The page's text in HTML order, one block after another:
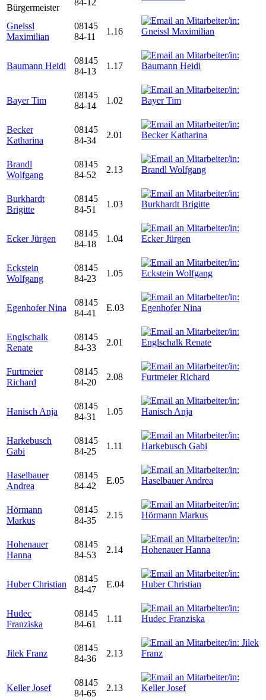
Bürgermeister
84-12
Gneissl
Maximilian
08145
84-11
1.16
Baumann Heidi
08145
84-13
1.17
Bayer Tim
08145
84-14
1.02
Becker
Katharina
08145
84-34
2.01
Brandl
Wolfgang
08145
84-52
2.13
Burkhardt
Brigitte
08145
84-51
1.03
Ecker Jürgen
08145
84-18
1.04
Eckstein
Wolfgang
08145
84-23
1.05
Egenhofer Nina
08145
84-41
E.03
Englschalk
Renate
08145
84-33
2.01
Furtmeier
Richard
08145
84-20
2.08
Hanisch Anja
08145
84-31
1.05
Harkebusch
Gabi
08145
84-25
1.11
Haselbauer
Andrea
08145
84-42
E.05
Hörmann
Markus
08145
84-35
2.15
Hohenauer
Hanna
08145
84-53
2.14
Huber Christian
08145
84-47
E.04
Hudec
Franziska
08145
84-61
1.11
Jilek Franz
08145
84-36
2.13
Keller Josef
08145
84-65
2.13